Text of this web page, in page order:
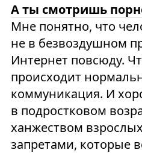
А ты смотришь
Мне понятно, что
не в безвоздушном
Интернет повсюду.
происходит
коммуникация. И
в подростковом
ханжеством
запретами, которые